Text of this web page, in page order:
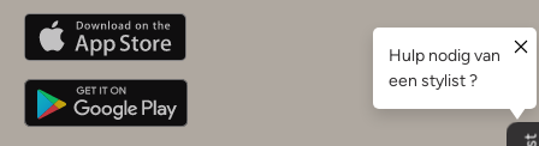
Belgique(Français)
Deutschland